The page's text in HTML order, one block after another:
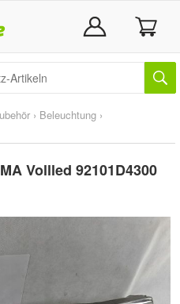
› Beleuchtung ›
Vollled 92101D4300